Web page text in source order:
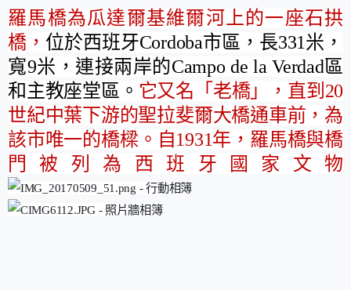
羅馬橋為瓜達爾基維爾河上的一座石拱
橋， 位於西班牙Cordoba市區，長331米，
寬9米，連接兩岸的Campo de la Verdad區
和主教座堂區。 它又名「老橋」，直到 20
世紀中葉下游的聖拉斐爾大橋通車前，為
該市唯一的橋樑。自 1931年，羅馬橋與橋
門被列為西班牙國家文物